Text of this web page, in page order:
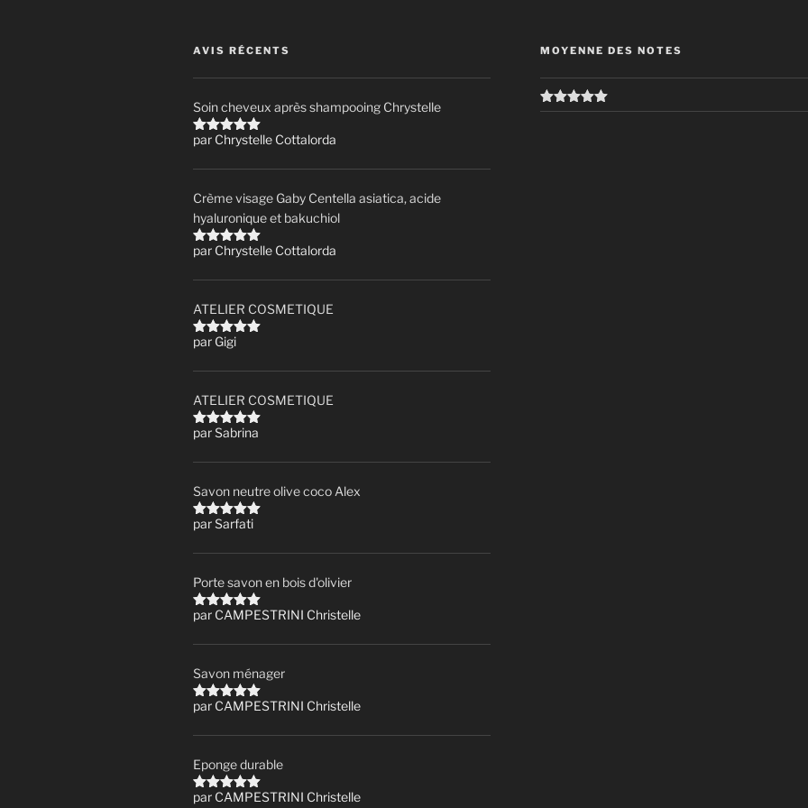
AVIS RÉCENTS
Soin cheveux après shampooing Chrystelle
Note5sur
par Chrystelle Cottalorda
Crème visage Gaby Centella asiatica, acide
hyaluronique et bakuchiol
Note5sur
par Chrystelle Cottalorda
ATELIER COSMETIQUE
Note5sur
par Gigi
ATELIER COSMETIQUE
Note5sur
par Sabrina
Savon neutre olive coco Alex
Note5sur
par Sarfati
Porte savon en bois d'olivier
Note5sur
par CAMPESTRINI Christelle
Savon ménager
Note5sur
par CAMPESTRINI Christelle
Eponge durable
Note5sur
par CAMPESTRINI Christelle
MOYENNE DES NOTES
Note5sur